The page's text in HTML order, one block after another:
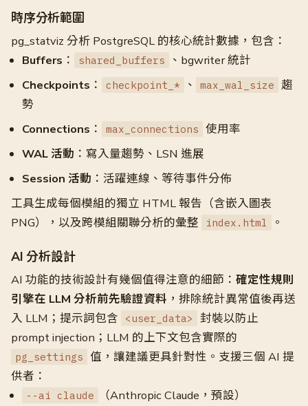
時序分析範圍
pg_statviz 分析 PostgreSQL 的核心統計數據，包含：
Buffers ： shared_buffers
、bgwriter 統計
Checkpoints ： checkpoint_* 、 max_wal_size 趨
勢
Connections ： max_connections 使用率
WAL 活動 ：寫入量趨勢、LSN 進展
Session 活動 ：活躍連線、等待事件分佈
工具生成每個模組的獨立 HTML 報告（含嵌入圖表
PNG），以及跨模組關聯分析的彙整
index.html 。
AI 分析設計
AI 功能的技術設計有幾個值得注意的細節： 確定性規則
引擎在 LLM 分析前先驗證資料 ，排除統計異常值後再送
入 LLM；提示詞包含
<user_data>
封裝以防止
prompt injection；LLM 的上下文包含實際的
pg_settings
值，讓建議更具針對性。支援三個 AI 提
供者：
--ai claude （Anthropic Claude，預設）